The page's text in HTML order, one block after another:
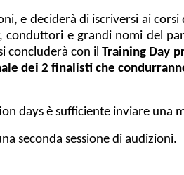
e deciderà di iscriversi ai
conduttori e grandi nomi del
concluderà con ilTraining Day
dei 2 finalisti che
days è sufficiente inviare una
seconda sessione di audizioni.